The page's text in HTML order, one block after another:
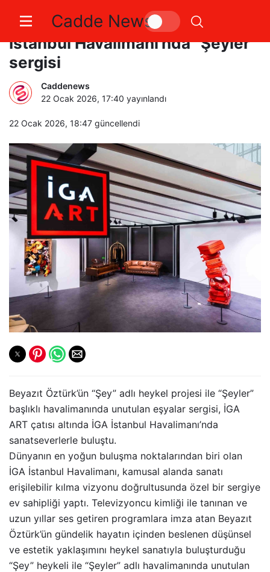
Cadde News
Sanatçı Beyazıt Öztürk’ten İGA
İstanbul Havalimanı’nda “Şeyler”
sergisi
Caddenews
22 Ocak 2026, 17:40 yayınlandı
22 Ocak 2026, 18:47 güncellendi
Beyazıt Öztürk’ün “Şey” adlı heykel projesi ile “Şeyler”
başlıklı havalimanında unutulan eşyalar sergisi, İGA
ART çatısı altında İGA İstanbul Havalimanı’nda
sanatseverlerle buluştu.
Dünyanın en yoğun buluşma noktalarından biri olan
İGA İstanbul Havalimanı, kamusal alanda sanatı
erişilebilir kılma vizyonu doğrultusunda özel bir sergiye
ev sahipliği yaptı. Televizyoncu kimliği ile tanınan ve
uzun yıllar ses getiren programlara imza atan Beyazıt
Öztürk’ün gündelik hayatın içinden beslenen düşünsel
ve estetik yaklaşımını heykel sanatıyla buluşturduğu
“Şey” heykeli ile “Şeyler” adlı havalimanında unutulan